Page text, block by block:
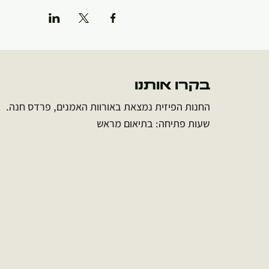
בקרו אותנו
החנות הפיזית נמצאת באורוות האמנים, פרדס חנה.
שעות פתיחה: בתיאום מראש